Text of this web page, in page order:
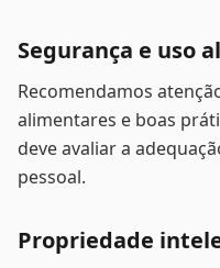
Segurança e uso
Recomendamos
alimentares e boas
deve avaliar a
pessoal.
Propriedade